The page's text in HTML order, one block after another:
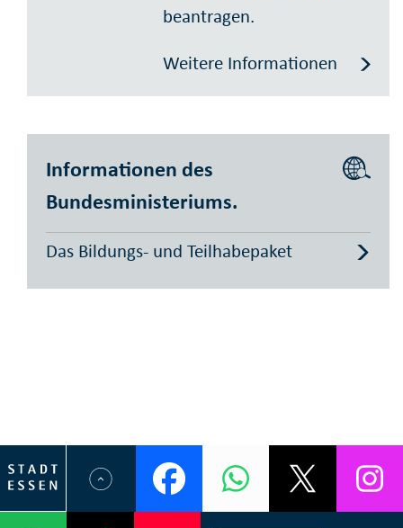
beantragen.
Weitere Informationen
Informationen des
Bundesministeriums.
Das Bildungs- und Teilhabepaket